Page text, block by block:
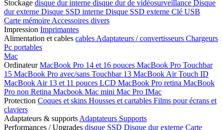
Stockage disque dur interne disque dur de vidéosurveillance Disque
dur externe Disque SSD interne Disque SSD externe Clé USB
Carte mémoire Accessoires divers
Impression Imprimantes
Alimentation et cables cables Adaptateurs / convertisseurs Chargeurs
Pc portables
Mac
OrdinateurMacBook Pro 14 et 16 pouces MacBook Pro Touchbar
15 MacBook Pro avec/sans Touchbar 13 MacBook Air Touch ID
MacBook Air 13 et 11 pouces LCD MacBook Pro retina MacBook
Pro non Retina Macbook Mac mini Mac Pro IMac
Protection Coques et skins Housses et cartables Films pour écrans et
claviers
Adaptateurs & supports Adaptateurs Supports
Performances / Upgrades disque SSD Disque dur externe Carte